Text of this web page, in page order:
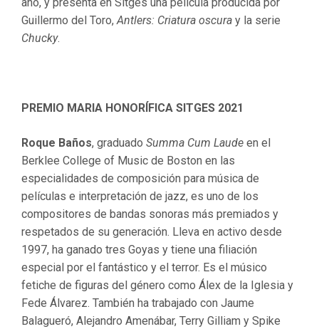
año, y presenta en Sitges una película producida por
Guillermo del Toro,Antlers: Criatura oscura y la serie
Chucky.
PREMIO MARIA HONORÍFICA SITGES 2021
Roque Baños, graduado Summa Cum Laude en el
Berklee College of Music de Boston en las
especialidades de composición para música de
películas e interpretación de jazz, es uno de los
compositores de bandas sonoras más premiados y
respetados de su generación. Lleva en activo desde
1997, ha ganado tres Goyas y tiene una filiación
especial por el fantástico y el terror. Es el músico
fetiche de figuras del género como Álex de la Iglesia y
Fede Álvarez. También ha trabajado con Jaume
Balagueró, Alejandro Amenábar, Terry Gilliam y Spike